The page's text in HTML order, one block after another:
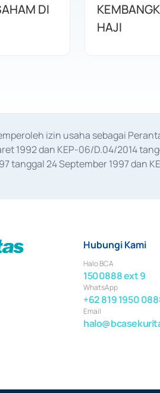
DI
HAJI
izin usaha sebagai
1992 dan KEP-06/D.04/2014
tanggal 24 September 1997 dan
Hubungi Kami
Halo BCA
1500888 ext 9
WhatsApp
+62 819 1950
Email